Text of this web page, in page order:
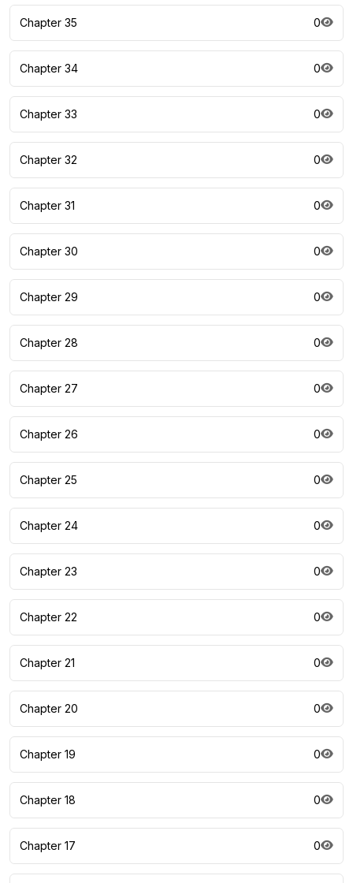
Chapter 35 0
Chapter 34 0
Chapter 33 0
Chapter 32 0
Chapter 31 0
Chapter 30 0
Chapter 29 0
Chapter 28 0
Chapter 27 0
Chapter 26 0
Chapter 25 0
Chapter 24 0
Chapter 23 0
Chapter 22 0
Chapter 21 0
Chapter 20 0
Chapter 19 0
Chapter 18 0
Chapter 17 0